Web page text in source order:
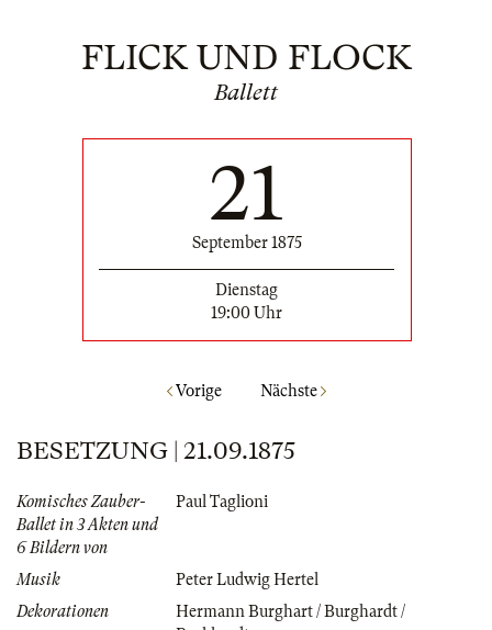
FLICK UND FLOCK
Ballett
21
September 1875
Dienstag
19:00 Uhr
Vorige Nächste
BESETZUNG | 21.09.1875
Komisches Zauber-
Ballet in 3 Akten und
6 Bildern von
Paul Taglioni
Musik
Peter Ludwig Hertel
Dekorationen
Hermann Burghart / Burghardt /